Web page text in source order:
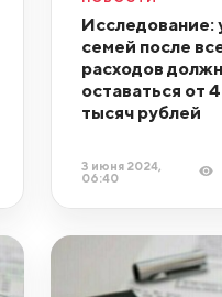
Исследование:
семей после
расходов
оставаться от
тысяч рублей
3 июня 2024,
06:40